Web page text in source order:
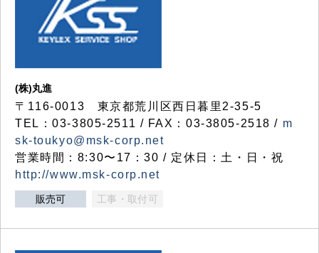
(株)丸進
〒116-0013 東京都荒川区西日暮里2-35-5
TEL：03-3805-2511 / FAX：03-3805-2518 / m
sk-toukyo@msk-corp.net
営業時間：8:30〜17：30 / 定休日：土・日・祝
http://www.msk-corp.net
販売可 工事・取付可